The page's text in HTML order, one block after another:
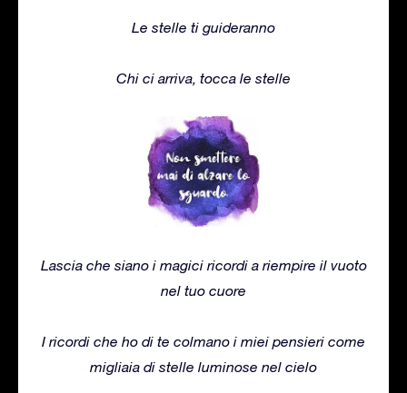
Le stelle ti guideranno
Chi ci arriva, tocca le stelle
Lascia che siano i magici ricordi a riempire il vuoto
nel tuo cuore
I ricordi che ho di te colmano i miei pensieri come
migliaia di stelle luminose nel cielo